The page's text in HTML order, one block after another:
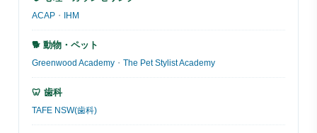
ACAP ・ IHM
🐕 動物・ペット
Greenwood Academy ・ The Pet Stylist Academy
🦷 歯科
TAFE NSW(歯科)